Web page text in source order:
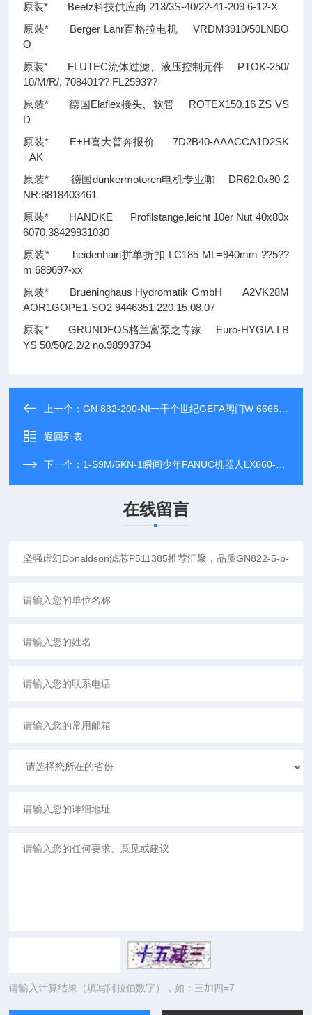
原装* Beetz科技供应商 213/3S-40/22-41-209 6-12-X
原装* Berger Lahr百格拉电机 VRDM3910/50LNBO
O
原装* FLUTEC流体过滤、液压控制元件 PTOK-250/
10/M/R/, 708401?? FL2593??
原装* 德国Elaflex接头、软管 ROTEX150.16 ZS VS
D
原装* E+H喜大普奔报价 7D2B40-AAACCA1D2SK
+AK
原装* 德国dunkermotoren电机专业咖 DR62.0x80-2
NR:8818403461
原装* HANDKE Profilstange,leicht 10er Nut 40x80x
6070,38429931030
原装* heidenhain拼单折扣 LC185 ML=940mm ??5??
m 689697-xx
原装* Brueninghaus Hydromatik GmbH A2VK28M
AOR1GOPE1-SO2 9446351 220.15.08.07
原装* GRUNDFOS格兰富泵之专家 Euro-HYGIA I B
YS 50/50/2.2/2 no.98993794
上一个：GN 832-200-NI一千个世纪GEFA阀门W 6666.2TR推荐汇聚，品质6159171710
返回列表
下一个： 1-S9M/5KN-1瞬间少年FANUC机器人LX660-4077-T297/L18R03推荐汇聚，品质
在线留言
请输入计算结果（填写阿拉伯数字），如：三加四=7